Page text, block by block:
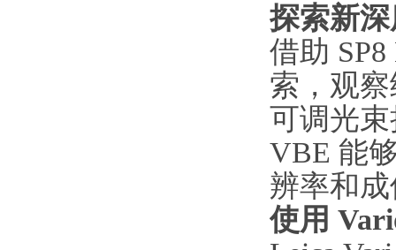
探索新
借助
索，观察
可调光
VBE 能
辨率和
使用